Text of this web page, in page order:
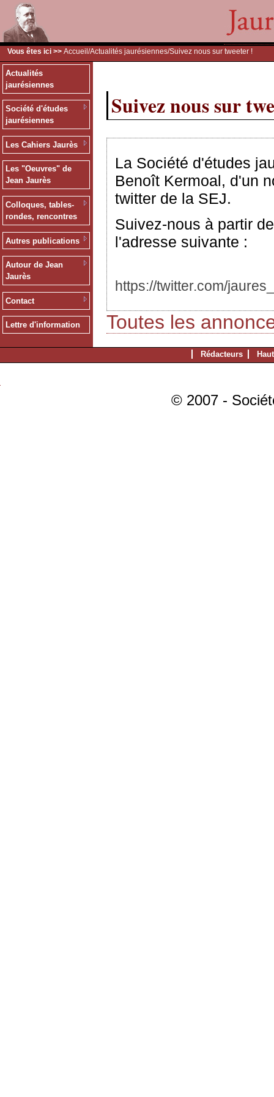
Vous êtes ici >> Accueil /Actualités jaurésiennes/Suivez nous sur tweeter !
Actualités
jaurésiennes
Société d'études
jaurésiennes
Les Cahiers Jaurès
Les "Oeuvres" de
Jean Jaurès
Colloques, tables-
rondes, rencontres
Autres publications
Autour de Jean
Jaurès
Contact
Lettre d'information
Suivez nous sur
La Société d'études
Benoît Kermoal, d'un
twitter de la SEJ.
Suivez-nous à partir
l'adresse suivante :
https://twitter.com/
Toutes les
Rédacteurs
© 2007 -